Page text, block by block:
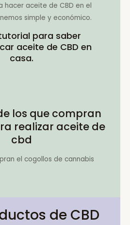
hacer aceite de CBD en el
simple y económico.
para saber
aceite de CBD en
casa.
los que compran
realizar aceite de
cbd
el cogollos de cannabis
de CBD